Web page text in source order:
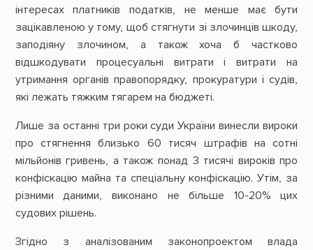
інтересах платників податків, не менше має бути
зацікавленою у тому, щоб стягнути зі злочинців шкоду,
заподіяну злочином, а також хоча б частково
відшкодувати процесуальні витрати і витрати на
утримання органів правопорядку, прокуратури і судів,
які лежать тяжким тягарем на бюджеті.
Лише за останні три роки суди України винесли вироки
про стягнення близько 60 тисяч штрафів на сотні
мільйонів гривень, а також понад 3 тисячі вироків про
конфіскацію майна та спеціальну конфіскацію. Утім, за
різними даними, виконано не більше 10-20% цих
судових рішень.
Згідно з аналізованим законопроектом влада